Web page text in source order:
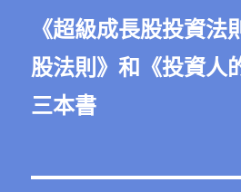
《超級成長股投資法
股法則 》和《投資人
三本書